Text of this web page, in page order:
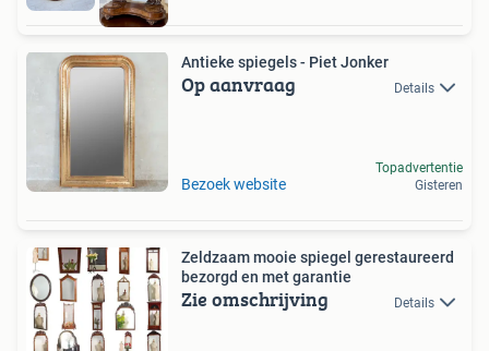
Antieke spiegels - Piet Jonker
Op aanvraag Details
Bezoek website
Topadvertentie
Gisteren
Zeldzaam mooie spiegel gerestaureerd
bezorgd en met garantie
Zie omschrijving Details